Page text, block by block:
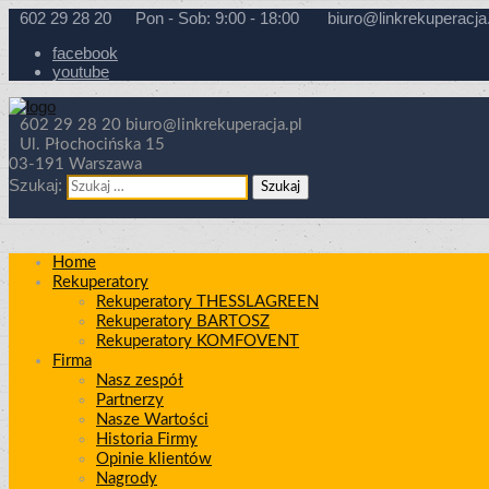
602 29 28 20 Pon - Sob: 9:00 - 18:00
facebook
youtube
602 29 28 20 biuro@linkrekuperacja.pl
Ul. Płochocińska 15
03-191 Warszawa
Szukaj:
Home
Rekuperatory
Rekuperatory THESSLAGREEN
Rekuperatory BARTOSZ
Rekuperatory KOMFOVENT
Firma
Nasz zespół
Partnerzy
Nasze Wartości
Historia Firmy
Opinie klientów
Nagrody